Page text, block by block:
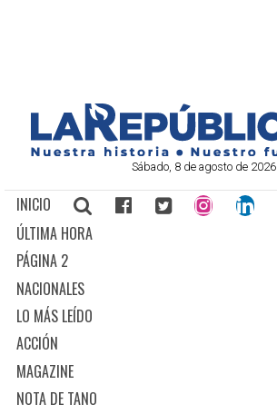
Sábado, 8 de agosto de 2026
INICIO
ÚLTIMA HORA
PÁGINA 2
NACIONALES
LO MÁS LEÍDO
ACCIÓN
MAGAZINE
NOTA DE TANO